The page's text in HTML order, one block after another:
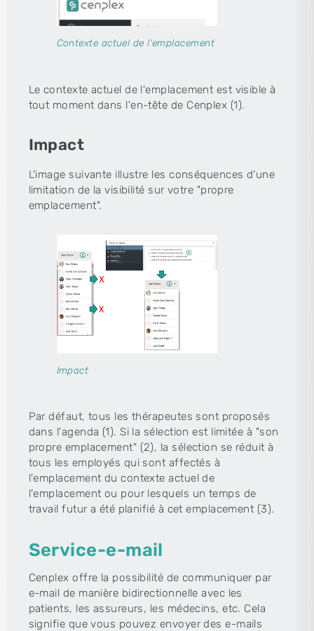
Contexte actuel de l'emplacement
Le contexte actuel de l'emplacement est visible à
tout moment dans l'en-tête de Cenplex (1).
Impact
L'image suivante illustre les conséquences d'une
limitation de la visibilité sur votre "propre
emplacement".
Impact
Par défaut, tous les thérapeutes sont proposés
dans l'agenda (1). Si la sélection est limitée à "son
propre emplacement" (2), la sélection se réduit à
tous les employés qui sont affectés à
l'emplacement du contexte actuel de
l'emplacement ou pour lesquels un temps de
travail futur a été planifié à cet emplacement (3).
Service-e-mail
Cenplex offre la possibilité de communiquer par
e-mail de manière bidirectionnelle avec les
patients, les assureurs, les médecins, etc. Cela
signifie que vous pouvez envoyer des e-mails